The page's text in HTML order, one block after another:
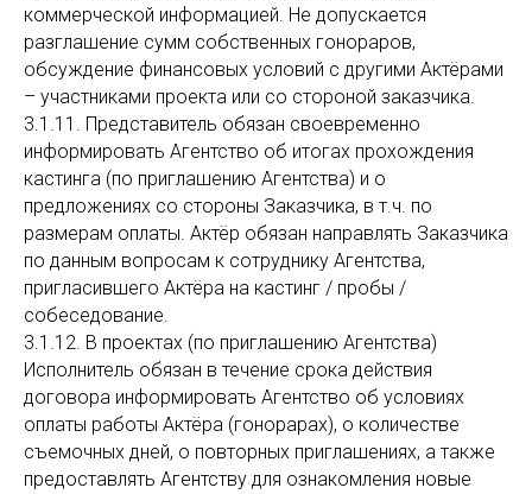
коммерческой информацией. Не допускается
разглашение сумм собственных гонораров,
обсуждение финансовых условий с другими Актёрами
– участниками проекта или со стороной заказчика.
3.1.11. Представитель обязан своевременно
информировать Агентство об итогах прохождения
кастинга (по приглашению Агентства) и о
предложениях со стороны Заказчика, в т.ч. по
размерам оплаты. Актёр обязан направлять Заказчика
по данным вопросам к сотруднику Агентства,
пригласившего Актёра на кастинг / пробы /
собеседование.
3.1.12. В проектах (по приглашению Агентства)
Исполнитель обязан в течение срока действия
договора информировать Агентство об условиях
оплаты работы Актёра (гонорарах), о количестве
съемочных дней, о повторных приглашениях, а также
предоставлять Агентству для ознакомления новые